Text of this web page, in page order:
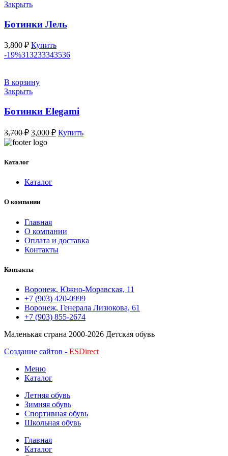
Закрыть
Ботинки Лель
3,800 ₽ Купить
-19%313233343536
В корзину
Закрыть
Ботинки Elegami
3,700₽ Первоначальная
цена
составляла
3,000 ₽Текущая
цена:
Купить
Каталог
Каталог
О компании
Главная
О компании
Оплата и доставка
Контакты
Контакты
Воронеж, Южно-Моравская, 11
+7 (903) 420-0999
Воронеж, Генерала Лизюкова, 61
+7 (903) 855-2674
Маленькая страна 2000-2026 Детская обувь
Создание сайтов - ESDirect
Меню
Каталог
Летняя обувь
Зимняя обувь
Спортивная обувь
Школьная обувь
Главная
Каталог